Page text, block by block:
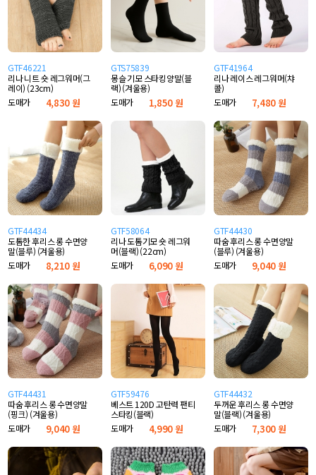
GTF46221
리나 니트 숏 레그워머(그
레이) (23cm)
도매가
4,830 원
GTS75839
몽슬 기모 스타킹양말(블
랙) (겨울용)
도매가
1,850 원
GTF41964
리나 레이스 레그워머(챠
콜)
도매가
7,480 원
GTF44434
도톰한 후리스 롱 수면양
말(블루) (겨울용)
도매가
8,210 원
GTF58064
리나 도톰기모 숏 레그워
머(블랙) (22cm)
도매가
6,090 원
GTF44430
따숨 후리스 롱 수면양말
(블루) (겨울용)
도매가
9,040 원
GTF44431
따숨 후리스 롱 수면양말
(핑크) (겨울용)
도매가
9,040 원
GTF59476
베스트 120D 고탄력 팬티
스타킹(블랙)
도매가
4,990 원
GTF44432
두꺼운 후리스 롱 수면양
말(블랙) (겨울용)
도매가
7,300 원